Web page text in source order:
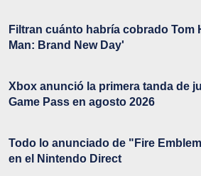
Filtran cuánto habría cobrado Tom
Man: Brand New Day'
Xbox anunció la primera tanda de
Game Pass en agosto 2026
Todo lo anunciado de "Fire
en el Nintendo Direct